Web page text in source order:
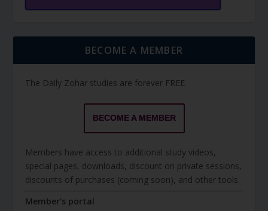
BECOME A MEMBER
The Daily Zohar studies are forever FREE.
BECOME A MEMBER
Members have access to additional study videos,
special pages, downloads, discount on private sessions,
discounts of purchases (coming soon), and other tools.
Member's portal